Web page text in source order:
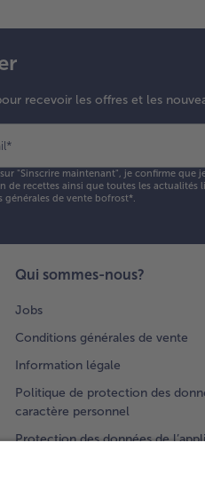
recevoir les offres et les
*
"Sinscrire maintenant", je confirme que
de recettes ainsi que toutes les actualités
générales de vente bofrost*.
Qui sommes-nous?
Jobs
Conditions générales de vente
Information légale
Politique de protection des
caractère personnel
Protection des données de